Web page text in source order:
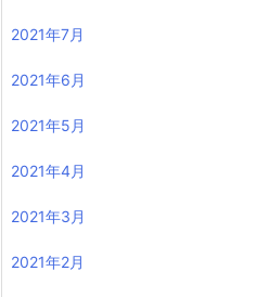
2021年7月
2021年6月
2021年5月
2021年4月
2021年3月
2021年2月